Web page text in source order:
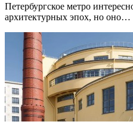
Петербургское метро
архитектурных эпох, но оно…